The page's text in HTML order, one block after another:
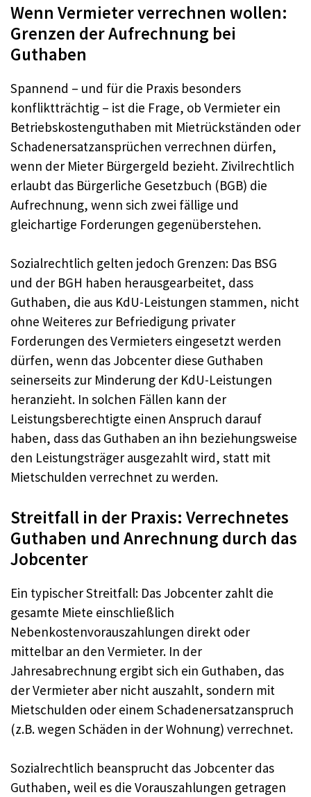
Wenn Vermieter verrechnen wollen:
Grenzen der Aufrechnung bei
Guthaben
Spannend – und für die Praxis besonders
konfliktträchtig – ist die Frage, ob Vermieter ein
Betriebskostenguthaben mit Mietrückständen oder
Schadenersatzansprüchen verrechnen dürfen,
wenn der Mieter Bürgergeld bezieht. Zivilrechtlich
erlaubt das Bürgerliche Gesetzbuch (BGB) die
Aufrechnung, wenn sich zwei fällige und
gleichartige Forderungen gegenüberstehen.
Sozialrechtlich gelten jedoch Grenzen: Das BSG
und der BGH haben herausgearbeitet, dass
Guthaben, die aus KdU-Leistungen stammen, nicht
ohne Weiteres zur Befriedigung privater
Forderungen des Vermieters eingesetzt werden
dürfen, wenn das Jobcenter diese Guthaben
seinerseits zur Minderung der KdU-Leistungen
heranzieht. In solchen Fällen kann der
Leistungsberechtigte einen Anspruch darauf
haben, dass das Guthaben an ihn beziehungsweise
den Leistungsträger ausgezahlt wird, statt mit
Mietschulden verrechnet zu werden.
Streitfall in der Praxis: Verrechnetes
Guthaben und Anrechnung durch das
Jobcenter
Ein typischer Streitfall: Das Jobcenter zahlt die
gesamte Miete einschließlich
Nebenkostenvorauszahlungen direkt oder
mittelbar an den Vermieter. In der
Jahresabrechnung ergibt sich ein Guthaben, das
der Vermieter aber nicht auszahlt, sondern mit
Mietschulden oder einem Schadenersatzanspruch
(z.B. wegen Schäden in der Wohnung) verrechnet.
Sozialrechtlich beansprucht das Jobcenter das
Guthaben, weil es die Vorauszahlungen getragen